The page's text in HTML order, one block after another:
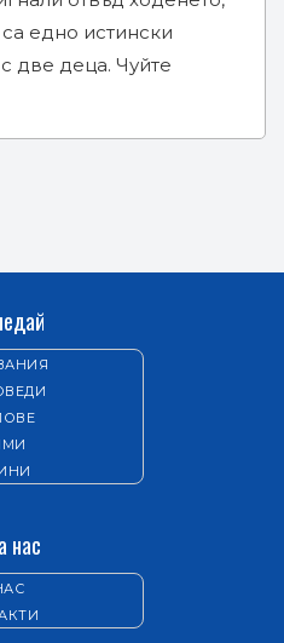
едно истински
две деца. Чуйте
нас